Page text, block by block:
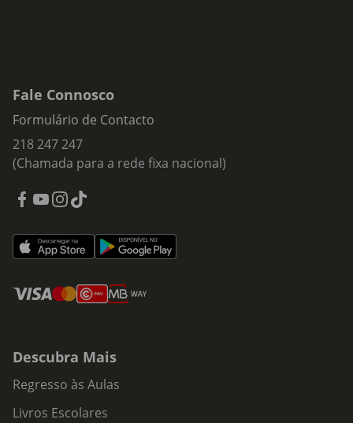
Fale Connosco
Formulário de Contacto
218 247 247
(Chamada para a rede fixa nacional)
Descubra Mais
Regresso às Aulas
Livros Escolares